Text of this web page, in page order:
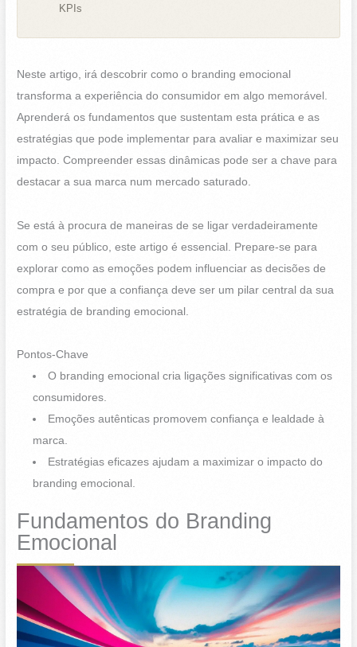
KPIs
Neste artigo, irá descobrir como o branding emocional
transforma a experiência do consumidor em algo memorável.
Aprenderá os fundamentos que sustentam esta prática e as
estratégias que pode implementar para avaliar e maximizar seu
impacto. Compreender essas dinâmicas pode ser a chave para
destacar a sua marca num mercado saturado.
Se está à procura de maneiras de se ligar verdadeiramente
com o seu público, este artigo é essencial. Prepare-se para
explorar como as emoções podem influenciar as decisões de
compra e por que a confiança deve ser um pilar central da sua
estratégia de branding emocional.
Pontos-Chave
O branding emocional cria ligações significativas com os
consumidores.
Emoções autênticas promovem confiança e lealdade à
marca.
Estratégias eficazes ajudam a maximizar o impacto do
branding emocional.
Fundamentos do Branding
Emocional